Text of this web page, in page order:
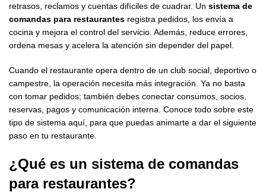
retrasos, reclamos y cuentas difíciles de cuadrar. Un sistema de
comandas para restaurantes registra pedidos, los envía a
cocina y mejora el control del servicio. Además, reduce errores,
ordena mesas y acelera la atención sin depender del papel.
Cuando el restaurante opera dentro de un club social, deportivo o
campestre, la operación necesita más integración. Ya no basta
con tomar pedidos; también debes conectar consumos, socios,
reservas, pagos y comunicación interna. Conoce todo sobre este
tipo de sistema aquí, para que puedas animarte a dar el siguiente
paso en tu restaurante.
¿Qué es un sistema de comandas
para restaurantes?